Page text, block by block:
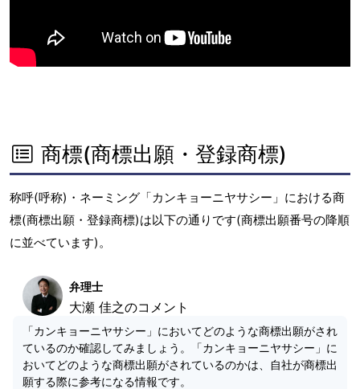
商標(商標出願・登録商標)
称呼(呼称)・ネーミング「カンキョーニヤサシー」における商
標(商標出願・登録商標)は以下の通りです(商標出願番号の降順
に並べています)。
弁理士
大瀬 佳之のコメント
「カンキョーニヤサシー」においてどのような商標出願がされ
ているのか確認してみましょう。「カンキョーニヤサシー」に
おいてどのような商標出願がされているのかは、自社が商標出
願する際に参考になる情報です。